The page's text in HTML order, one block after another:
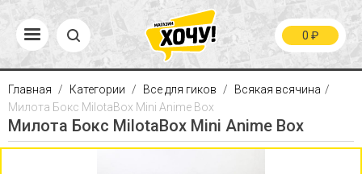
0 ₽
Главная Категории Все для гиков
Всякая всячина
Милота Бокс MilotaBox Mini Anime Box
Милота Бокс MilotaBox Mini Anime Box